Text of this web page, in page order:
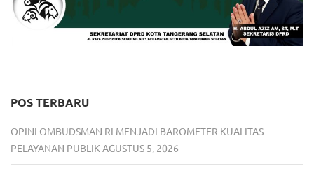
POS TERBARU
OPINI OMBUDSMAN RI MENJADI BAROMETER KUALITAS
PELAYANAN PUBLIK AGUSTUS 5, 2026